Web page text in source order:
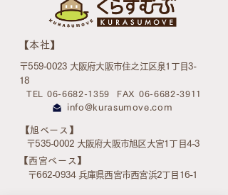
​【本社】
〒559-0023 大阪府大阪市住之江区泉1丁目3-
18
TEL 06-6682-1359 FAX 06-6682-3911
info@kurasumove.com
〒535-0002 大阪府大阪市旭区大宮1丁目4-3
​【旭ベース】
​【西宮ベース】
〒662-0934 兵庫県西宮市西宮浜2丁目16-1